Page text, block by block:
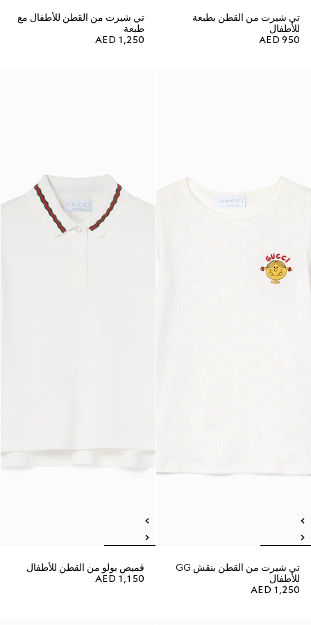
تي شيرت من القطن بطبعة
للأطفال
AED 950
تي شيرت من القطن للأطفال مع
طبعة
AED 1,250
تي شيرت من القطن بنقش GG
للأطفال
AED 1,250
قميص بولو من القطن للأطفال
AED 1,150